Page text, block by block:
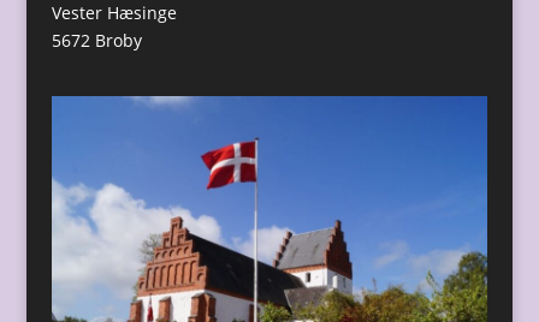
Vester Hæsinge
5672 Broby